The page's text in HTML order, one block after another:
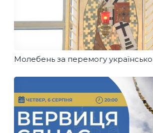
Молебень за перемогу